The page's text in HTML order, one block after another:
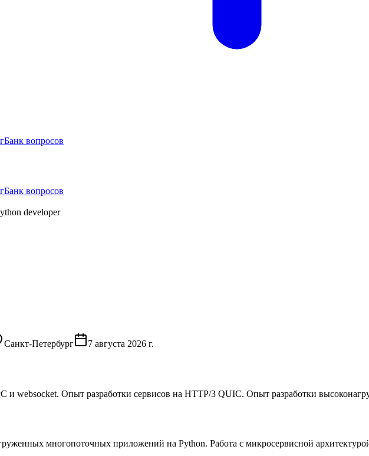
Банк вопросов
Банк вопросов
developer
Санкт-Петербург 7 августа 2026 г.
и websocket. Опыт разработки сервисов на HTTP/3 QUIC. Опыт разработки
многопоточных приложений на Python. Работа с микросервисной